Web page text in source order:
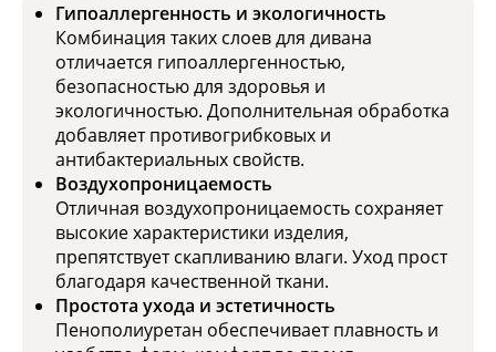
Гипоаллергенность и экологичность
Комбинация таких слоев для дивана
отличается гипоаллергенностью,
безопасностью для здоровья и
экологичностью. Дополнительная обработка
добавляет противогрибковых и
антибактериальных свойств.
Воздухопроницаемость
Отличная воздухопроницаемость сохраняет
высокие характеристики изделия,
препятствует скапливанию влаги. Уход прост
благодаря качественной ткани.
Простота ухода и эстетичность
Пенополиуретан обеспечивает плавность и